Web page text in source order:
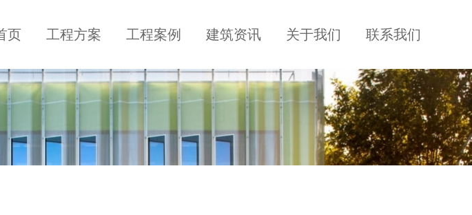
页 工程方案 工程案例 建筑资讯 关于我们 联系我们